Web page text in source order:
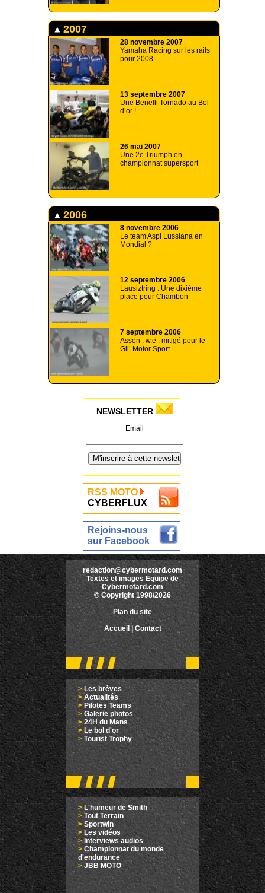
2007
28 novembre 2007
Yamaha Racing sur les rails
pour 2008
13 septembre 2007
Une Benelli Tornado au Bol
d’or !
26 mai 2007
Une 2e Triumph en
championnat supersport
2006
8 novembre 2006
Le team Aspi Lussiana en
Mondial ?
12 septembre 2006
Lausiztring : Une dixième
place pour Chambon
7 septembre 2006
Assen : w.e . mitigé pour le
Gil’ Motor Sport
NEWSLETTER
Email
RSS MOTO
CYBERFLUX
Rejoins-nous
sur Facebook
redaction@cybermotard.com
Textes et images Equipe de
Cybermotard.com
© Copyright 1998/2026
Plan du site
Accueil |Contact
>Les brèves
> Actualités
> Pilotes Teams
>Galerie photos
>24H du Mans
>Le bol d'or
> Tourist Trophy
>L'humeur de Smith
> Tout Terrain
> Sportwin
> Les vidéos
> Interviews audios
>Championnat du monde
d'endurance
> JBB MOTO